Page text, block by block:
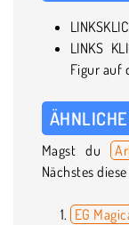
LINKS
Figur auf
Magst du
Nächstes
EG